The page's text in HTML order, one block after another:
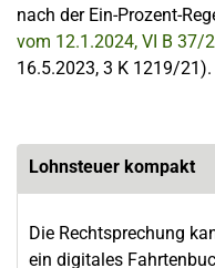
nach der Ein-Prozent-
vom 12.1.2024, VI B 37/
16.5.2023, 3 K 1219/21).
Lohnsteuer kompakt
Die Rechtsprechung
ein digitales